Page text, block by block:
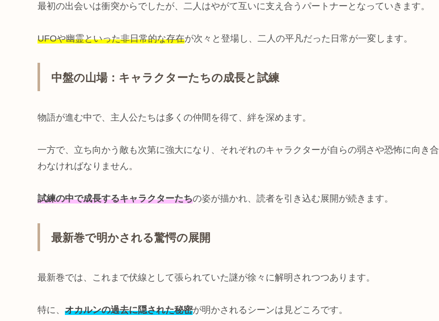
最初の出会いは衝突からでしたが、二人はやがて互いに支え合うパートナーとなっていきます。
UFOや幽霊といった非日常的な存在が次々と登場し、二人の平凡だった日常が一変します。
中盤の山場：キャラクターたちの成長と試練
物語が進む中で、主人公たちは多くの仲間を得て、絆を深めます。
一方で、立ち向かう敵も次第に強大になり、それぞれのキャラクターが自らの弱さや恐怖に向き合
わなければなりません。
試練の中で成長するキャラクターたちの姿が描かれ、読者を引き込む展開が続きます。
最新巻で明かされる驚愕の展開
最新巻では、これまで伏線として張られていた謎が徐々に解明されつつあります。
特に、 オカルンの過去に隠された秘密が明かされるシーンは見どころです。